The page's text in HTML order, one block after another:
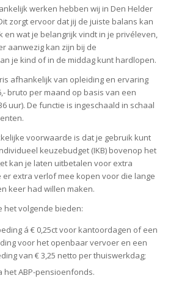
werken hebben wij in Den Helder
zorgt ervoor dat jij de juiste balans kan
en wat je belangrijk vindt in je privéleven,
aanwezig kan zijn bij de
je kind of in de middag kunt hardlopen.
afhankelijk van opleiding en ervaring
bruto per maand op basis van een
uur). De functie is ingeschaald in schaal
voorwaarde is dat je gebruik kunt
keuzebudget (IKB) bovenop het
kan je laten uitbetalen voor extra
er extra verlof mee kopen voor die lange
keer had willen maken.
het volgende bieden:
á € 0,25ct voor kantoordagen of een
voor het openbaar vervoer en een
van € 3,25 netto per thuiswerkdag;
het ABP-pensioenfonds.